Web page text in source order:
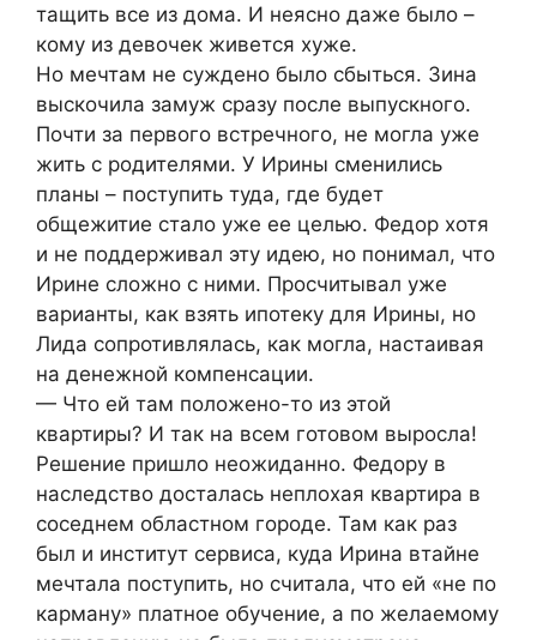
тащить все из дома. И неясно даже было –
кому из девочек живется хуже.
Но мечтам не суждено было сбыться. Зина
выскочила замуж сразу после выпускного.
Почти за первого встречного, не могла уже
жить с родителями. У Ирины сменились
планы – поступить туда, где будет
общежитие стало уже ее целью. Федор хотя
и не поддерживал эту идею, но понимал, что
Ирине сложно с ними. Просчитывал уже
варианты, как взять ипотеку для Ирины, но
Лида сопротивлялась, как могла, настаивая
на денежной компенсации.
— Что ей там положено-то из этой
квартиры? И так на всем готовом выросла!
Решение пришло неожиданно. Федору в
наследство досталась неплохая квартира в
соседнем областном городе. Там как раз
был и институт сервиса, куда Ирина втайне
мечтала поступить, но считала, что ей «не по
карману» платное обучение, а по желаемому